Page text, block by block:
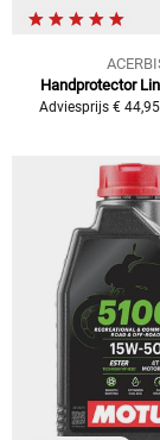
Handprotector
Adviesprijs € 44,95